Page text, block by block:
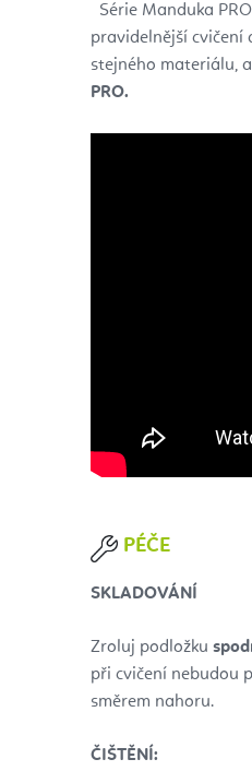
Série Manduka
pravidelnější cvičení
stejného materiálu,
PRO.
PÉČE
SKLADOVÁNÍ
Zroluj podložku
při cvičení nebudou
směrem nahoru.
ČIŠTĚNÍ: